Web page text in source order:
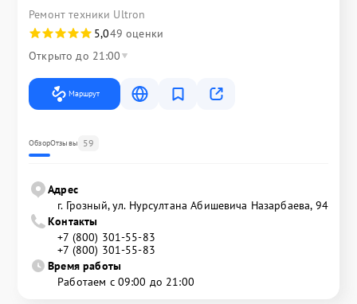
Ремонт техники Ultron
5,049 оценки
Открыто до 21:00
Маршрут
ОбзорОтзывы 59
Адрес
г. Грозный, ул. Нурсултана Абишевича Назарбаева, 94
Контакты
+7 (800) 301-55-83
+7 (800) 301-55-83
Время работы
Работаем с 09:00 до 21:00